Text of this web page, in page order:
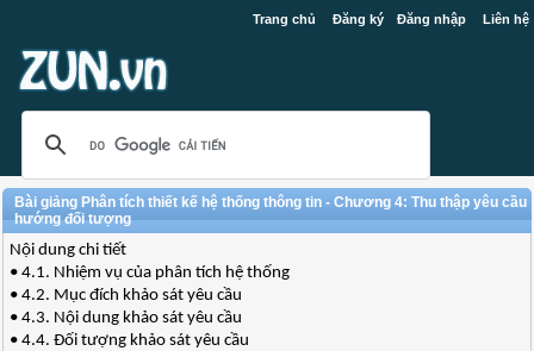
Trang chủ Đăng ký Đăng nhập Liên hệ
Bài giảng Phân tích thiết kế hệ thống thông tin - Chương 4: Thu thập yêu cầu
hướng đối tượng
Nội dung chi tiết
• 4.1. Nhiệm vụ của phân tích hệ thống
• 4.2. Mục đích khảo sát yêu cầu
• 4.3. Nội dung khảo sát yêu cầu
• 4.4. Đối tượng khảo sát yêu cầu